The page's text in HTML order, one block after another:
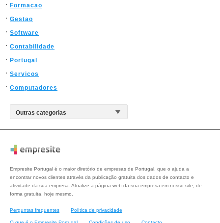
Formacao
Gestao
Software
Contabilidade
Portugal
Servicos
Computadores
Empresite Portugal é o maior diretório de empresas de Portugal, que o ajuda a
encontrar novos clientes através da publicação gratuita dos dados de contacto e
atividade da sua empresa. Atualize a página web da sua empresa em nosso site, de
forma gratuita, hoje mesmo.
Perguntas frequentes Política de privacidade